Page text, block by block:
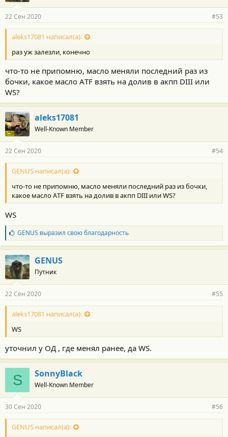
а
н
о
с
и
:
22 Сен 2020 #53
aleks17081 написал(а):
раз уж залезли, конечно
что-то не припомню, масло меняли последний раз из
бочки, какое масло АTF взять на долив в акпп DIII или
WS?
aleks17081
Well-Known Member
22 Сен 2020 #54
GENUS написал(а):
что-то не припомню, масло меняли последний раз из бочки,
какое масло АTF взять на долив в акпп DIII или WS?
WS
Б
л
а
г
о
д
а
н
о
с
и
:
GENUS выразил свою благодарность
GENUS
Путник
22 Сен 2020 #55
aleks17081 написал(а):
WS
уточнил у ОД , где менял ранее, да WS.
S SonnyBlack
Well-Known Member
30 Сен 2020 #56
GENUS написал(а):